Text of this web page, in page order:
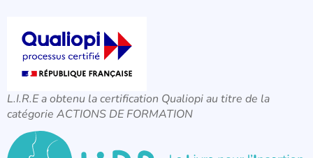
L.I.R.E a obtenu la certification Qualiopi au titre de la
catégorie ACTIONS DE FORMATION